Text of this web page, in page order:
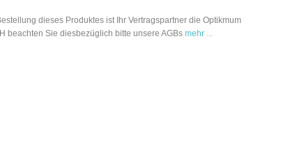
dieses Produktes ist Ihr Vertragspartner die Optikmum
beachten Sie diesbezüglich bitte unsere AGBs mehr ...